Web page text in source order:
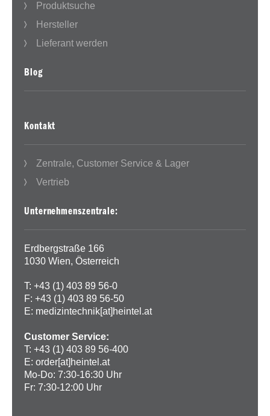
Produktsuche
Hersteller
Lieferant werden
Blog
Kontakt
Zentrale, Customer Service & Lager
Vertrieb
Unternehmenszentrale:
Erdbergstraße 166
1030 Wien, Österreich
T: +43 (1) 403 89 56-0
F: +43 (1) 403 89 56-50
E: medizintechnik[at]heintel.at
Customer Service:
T: +43 (1) 403 89 56-400
E: order[at]heintel.at
Mo-Do: 7:30-16:30 Uhr
Fr: 7:30-12:00 Uhr